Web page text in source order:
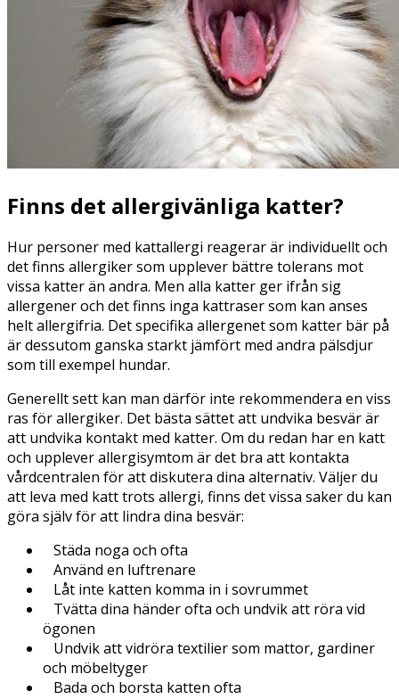
Finns det allergivänliga katter?
Hur personer med kattallergi reagerar är individuellt och
det finns allergiker som upplever bättre tolerans mot
vissa katter än andra. Men alla katter ger ifrån sig
allergener och det finns inga kattraser som kan anses
helt allergifria. Det specifika allergenet som katter bär på
är dessutom ganska starkt jämfört med andra pälsdjur
som till exempel hundar.
Generellt sett kan man därför inte rekommendera en viss
ras för allergiker. Det bästa sättet att undvika besvär är
att undvika kontakt med katter. Om du redan har en katt
och upplever allergisymtom är det bra att kontakta
vårdcentralen för att diskutera dina alternativ. Väljer du
att leva med katt trots allergi, finns det vissa saker du kan
göra själv för att lindra dina besvär:
Städa noga och ofta
Använd en luftrenare
Låt inte katten komma in i sovrummet
Tvätta dina händer ofta och undvik att röra vid
ögonen
Undvik att vidröra textilier som mattor, gardiner
och möbeltyger
Bada och borsta katten ofta